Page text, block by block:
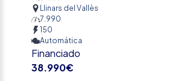
Llinars del Vallès
7.990
150
Automática
Financiado
38.990€